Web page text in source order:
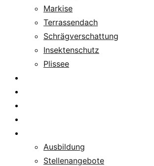
Markise
Terrassendach
Schrägverschattung
Insektenschutz
Plissee
Ausbildung
Stellenangebote